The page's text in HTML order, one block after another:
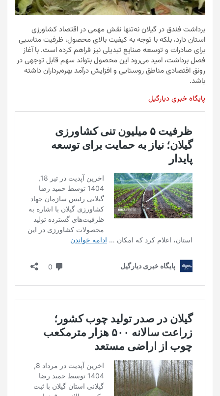
برداشت فندق در گیلان نه‌تنها نقش مهمی در اقتصاد کشاورزی
استان دارد، بلکه با توجه به کیفیت بالای محصول، ظرفیت مناسبی
برای صادرات و توسعه صنایع تبدیلی نیز فراهم کرده است. با آغاز
فصل برداشت، امید می‌رود این محصول بتواند سهم قابل توجهی در
رونق اقتصادی مناطق روستایی و افزایش درآمد بهره‌برداران داشته
باشد.
پایگاه خبری دیارگیل